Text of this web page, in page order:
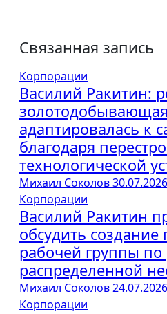
Связанная запись
Корпорации
Василий Ракитин:
адаптировалась к
благодаря
технологической
Михаил Соколов30.07.2026
Корпорации
Василий Ракитин
обсудить
рабочей группы
распределенной
Михаил Соколов24.07.2026
Корпорации